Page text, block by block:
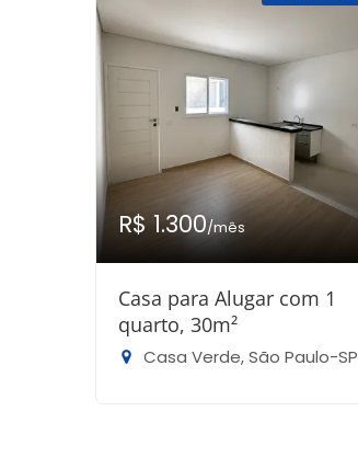
R$ 1.300/mês
Casa para Alugar com 1
quarto, 30m²
Casa Verde, São Paulo-SP